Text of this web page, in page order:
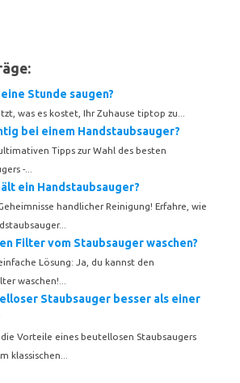
Stunde saugen?
was es kostet, Ihr Zuhause tiptop zu...
bei einem Handstaubsauger?
Tipps zur Wahl des besten
-...
ein Handstaubsauger?
handlicher Reinigung! Erfahre, wie
Filter vom Staubsauger waschen?
Lösung: Ja, du kannst den
waschen!...
Staubsauger besser als einer
Vorteile eines beutellosen Staubsaugers
klassischen...